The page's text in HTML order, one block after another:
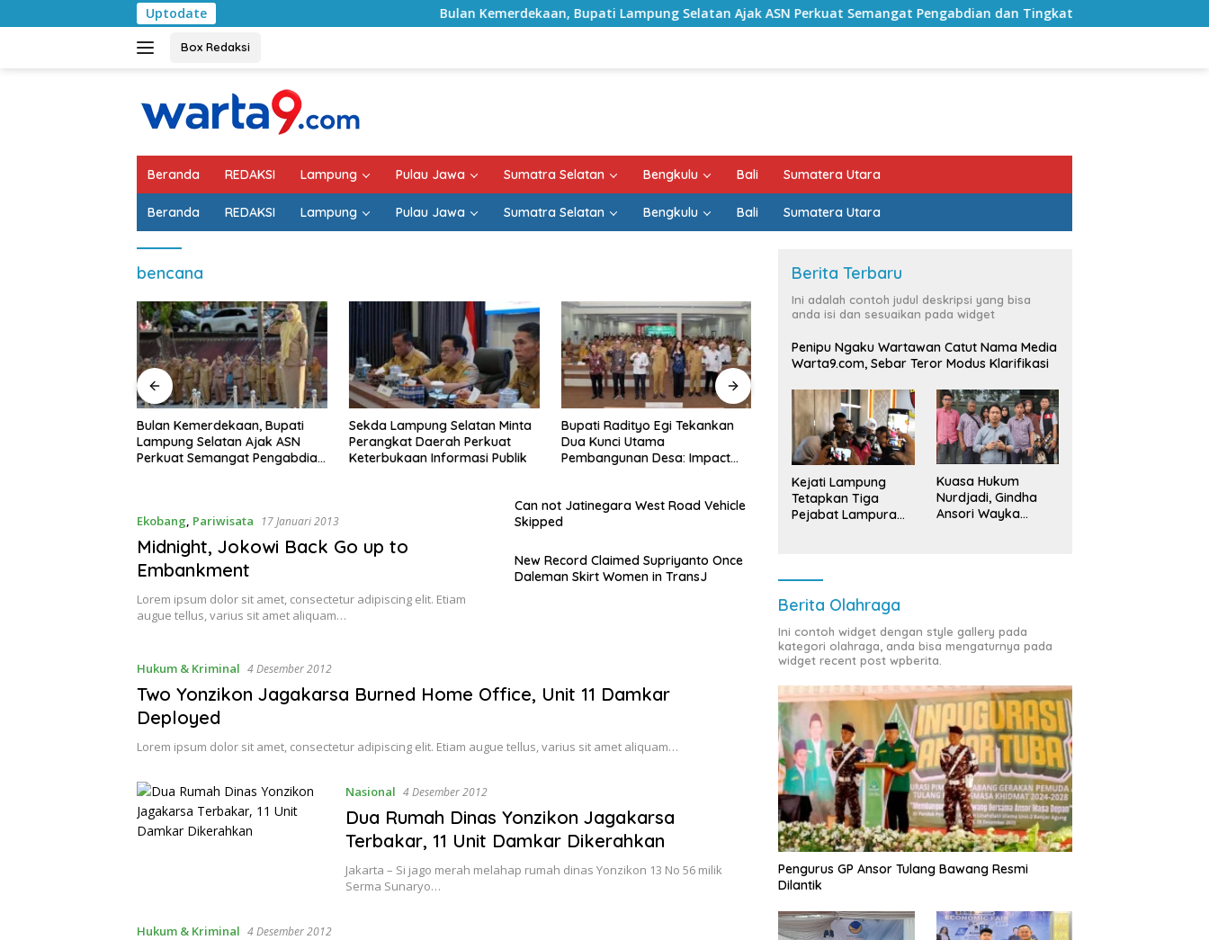
ke
Uptodate Bulan Kemerdekaan, Bupati Lampung Selatan Ajak ASN Perkuat Semangat Pengabdian dan Tingkatkan Pelayanan Publik
Box Redaksi
Beranda REDAKSI Lampung Pulau Jawa Sumatra Selatan Bengkulu Bali Sumatera Utara
Beranda REDAKSI Lampung Pulau Jawa Sumatra Selatan Bengkulu Bali Sumatera Utara
bencana
Sekda Lampung Selatan Minta
Perangkat Daerah Perkuat
Keterbukaan Informasi Publik
Bupati Radityo Egi Tekankan
Dua Kunci Utama
Pembangunan Desa: Impact
Tulang Bawang: ‘Kawah
Candradimuka’ Pencetak
Pimpinan Birokrasi Unggul di
Sedekah Bumi Sumur
Kumbang, Warisan 206 Tahun
yang Terus Dijaga Pemkab
Masyarakat
Bupati Egi Hadiri Sedekah Bumi
Sumur Kumbang, Tradisi 206
Tahun Tetap Semarak Meski
Diguyur Hujan
Ekobang Pariwisata 17 Januari 2013
Midnight, Jokowi Back Go up to
Embankment
Lorem ipsum dolor sit amet, consectetur adipiscing elit. Etiam
augue tellus, varius sit amet aliquam…
Can not Jatinegara West Road Vehicle
Skipped
New Record Claimed Supriyanto Once
Daleman Skirt Women in TransJ
Hukum & Kriminal 4 Desember 2012
Two Yonzikon Jagakarsa Burned Home Office, Unit 11 Damkar
Deployed
Lorem ipsum dolor sit amet, consectetur adipiscing elit. Etiam augue tellus, varius sit amet aliquam…
Nasional 4 Desember 2012
Dua Rumah Dinas Yonzikon Jagakarsa
Terbakar, 11 Unit Damkar Dikerahkan
Jakarta – Si jago merah melahap rumah dinas Yonzikon 13 No 56 milik
Serma Sunaryo…
Hukum & Kriminal 4 Desember 2012
Berita Terbaru
Ini adalah contoh judul deskripsi yang bisa
anda isi dan sesuaikan pada widget
Penipu Ngaku Wartawan Catut Nama Media
Warta9.com, Sebar Teror Modus Klarifikasi
Kejati Lampung
Tetapkan Tiga
Pejabat Lampura
Kuasa Hukum
Nurdjadi, Gindha
Ansori Wayka
Berita Olahraga
Ini contoh widget dengan style gallery pada
kategori olahraga, anda bisa mengaturnya pada
widget recent post wpberita.
Pengurus GP Ansor Tulang Bawang Resmi
Dilantik